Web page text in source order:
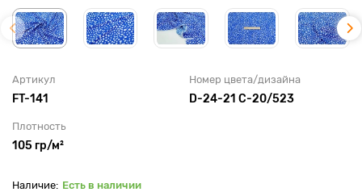
Артикул
FT-141
Номер цвета/дизайна
D-24-21 C-20/523
Плотность
105 гр/м²
Есть в наличии